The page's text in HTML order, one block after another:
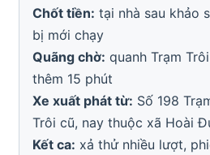
Chốt tiền: tại nhà sau khảo
bị mới chạy
Quãng chờ: quanh Trạm
thêm 15 phút
Xe xuất phát từ: Số 198
Trôi cũ, nay thuộc xã Hoài
Kết ca: xả thử nhiều lượt,